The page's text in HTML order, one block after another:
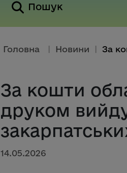
Пошук
Головна Новини
За кошти
друком
14.05.2026